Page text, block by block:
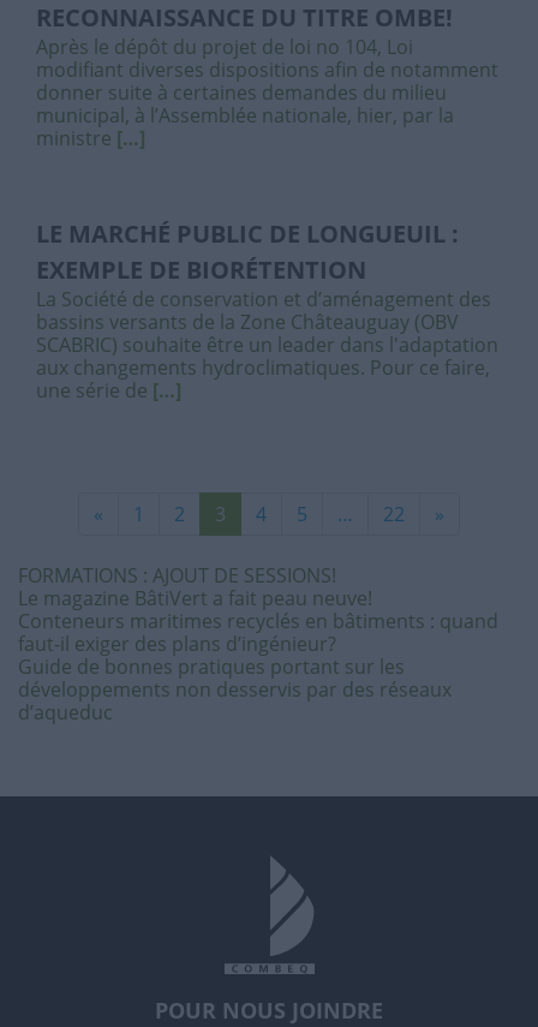
RECONNAISSANCE DU TITRE OMBE!
Après le dépôt du projet de loi no 104, Loi
modifiant diverses dispositions afin de notamment
donner suite à certaines demandes du milieu
municipal, à l’Assemblée nationale, hier, par la
ministre […]
LE MARCHÉ PUBLIC DE LONGUEUIL :
EXEMPLE DE BIORÉTENTION
La Société de conservation et d’aménagement des
bassins versants de la Zone Châteauguay (OBV
SCABRIC) souhaite être un leader dans l'adaptation
aux changements hydroclimatiques. Pour ce faire,
une série de […]
« 1 2 3 4 5 … 22 »
FORMATIONS : AJOUT DE SESSIONS!
Le magazine BâtiVert a fait peau neuve!
Conteneurs maritimes recyclés en bâtiments : quand
faut-il exiger des plans d’ingénieur?
Guide de bonnes pratiques portant sur les
développements non desservis par des réseaux
d’aqueduc
POUR NOUS JOINDRE